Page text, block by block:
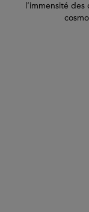
l’immensité